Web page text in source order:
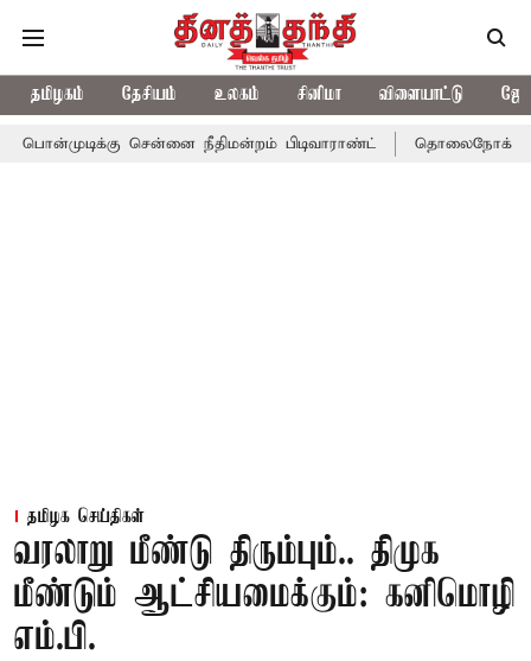
தமிழகம் தேசியம் உலகம் சினிமா விளையாட்டு
சென்னை நீதிமன்றம் பிடிவாராண்ட் தொலைநோக்கு
தமிழக செய்திகள்
வரலாறு மீண்டு திரும்பும்.. திமுக
மீண்டும் ஆட்சியமைக்கும்: கனிமொழி
எம்.பி.